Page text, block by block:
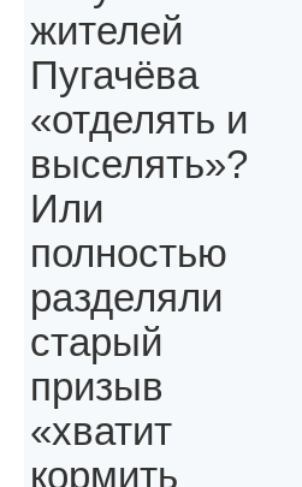
жителей
Пугачёва
«отделять и
выселять»?
Или
полностью
разделяли
старый
призыв
«хватит
кормить